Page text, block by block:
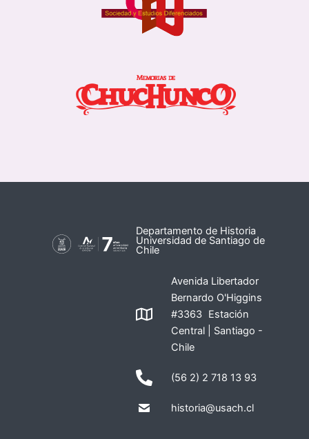
Departamento de Historia
Universidad de Santiago de
Chile
Avenida Libertador
Bernardo O'Higgins
#3363 Estación
Central | Santiago -
Chile
(56 2) 2 718 13 93
historia@usach.cl